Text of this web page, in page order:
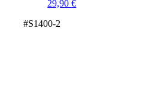
29,90€
#S1400-2